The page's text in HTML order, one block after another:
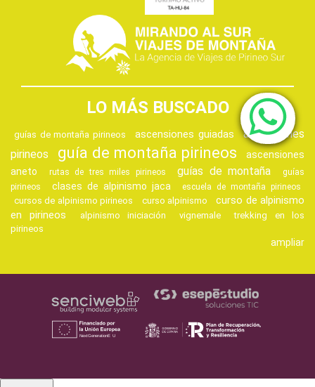
LO MÁS BUSCADO
guías de montaña pirineos ascensiones guiadas
ascensiones
pirineos
guía de montaña pirineos
ascensiones
aneto
rutas de tres miles pirineos guías de montaña
guías
pirineos
clases de alpinismo jaca escuela de montaña pirineos
cursos de alpinismo pirineos curso alpinismo
curso de alpinismo
en pirineos
alpinismo iniciación vignemale
trekking en los
pirineos
ampliar